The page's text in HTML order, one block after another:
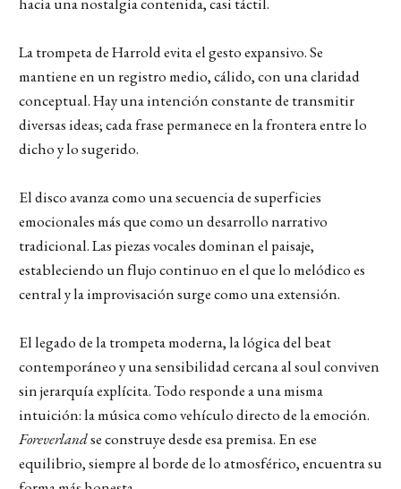
La trompeta de Harrold evita el gesto expansivo. Se
mantiene en un registro medio, cálido, con una claridad
conceptual. Hay una intención constante de transmitir
diversas ideas; cada frase permanece en la frontera entre lo
dicho y lo sugerido.
El disco avanza como una secuencia de superficies
emocionales más que como un desarrollo narrativo
tradicional. Las piezas vocales dominan el paisaje,
estableciendo un flujo continuo en el que lo melódico es
central y la improvisación surge como una extensión.
El legado de la trompeta moderna, la lógica del beat
contemporáneo y una sensibilidad cercana al soul conviven
sin jerarquía explícita. Todo responde a una misma
intuición: la música como vehículo directo de la emoción.
Foreverlandse construye desde esa premisa. En ese
equilibrio, siempre al borde de lo atmosférico, encuentra su